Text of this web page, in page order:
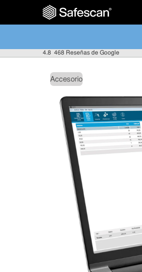
4.8 468 Reseñas de Google
Accesorio